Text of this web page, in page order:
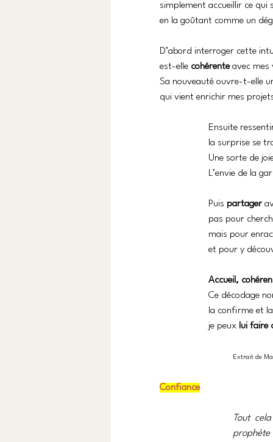
simplement accueillir ce qui
en la goûtant comme un
D’abord interroger cette
est-elle cohérente avec mes
Sa nouveauté ouvre-t-elle
qui vient enrichir mes
Ensuite
la surprise se
Une sorte de
L’envie de la
Puis partager
pas pour
mais pour
et pour y
Accueil,
Ce décodage
la confirme et
je peux lui faire
Extrait de
Confiance
Tout